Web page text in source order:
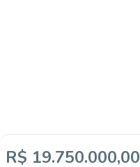
R$ 19.750.000,00